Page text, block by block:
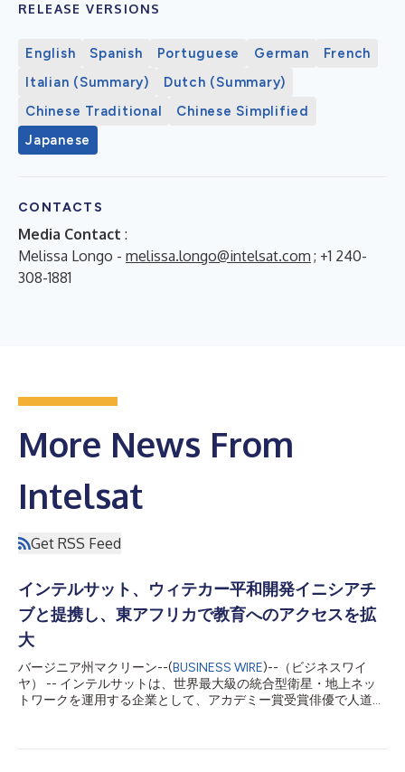
RELEASE VERSIONS
English Spanish Portuguese German
French
Italian (Summary)
Dutch (Summary)
Chinese Traditional
Chinese Simplified
Japanese
CONTACTS
Media Contact :
Melissa Longo - melissa.longo@intelsat.com ; +1 240-
308-1881
More News From
Intelsat
Get RSS Feed
インテルサット、ウィテカー平和開発イニシアチ
ブと提携し、東アフリカで教育へのアクセスを拡
大
バージニア州マクリーン--(BUSINESS WIRE)--（ビジネスワイ
ヤ） -- インテルサットは、世界最大級の統合型衛星・地上ネッ
トワークを運用する企業として、アカデミー賞受賞俳優で人道活
ップを締結し、アフリカの紛争影響地域における教育アクセスの